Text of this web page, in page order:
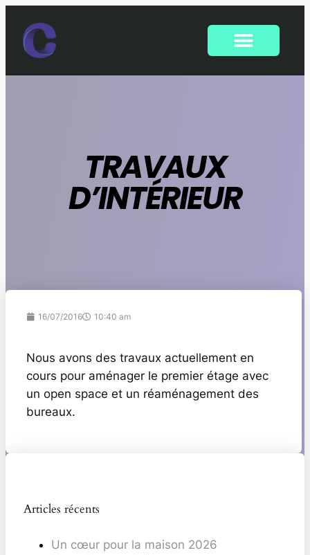
TRAVAUX
D’INTÉRIEUR
16/07/2016 10:40 am
Nous avons des travaux actuellement en
cours pour aménager le premier étage avec
un open space et un réaménagement des
bureaux.
Articles récents
Un cœur pour la maison 2026